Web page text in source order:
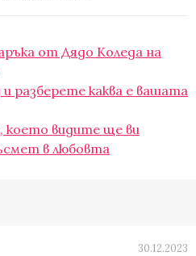
от Дядо Коледа на
разберете каква е вашата
видите ще ви
в любовта
30.12.2023